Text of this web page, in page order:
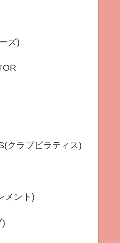
ズ)
クラブピラティス)
メント)
)